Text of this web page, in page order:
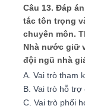
Câu 13. Đáp
tắc tôn trọng
chuyên môn.
Nhà nước giữ
đội ngũ nhà
A. Vai trò tham
B. Vai trò hỗ trợ
C. Vai trò phối